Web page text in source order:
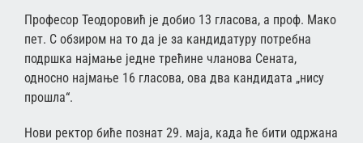
Професор Теодоровић је добио 13 гласова, а проф. Мако
пет. С обзиром на то да је за кандидатуру потребна
подршка најмање једне трећине чланова Сената,
односно најмање 16 гласова, ова два кандидата „нису
прошла“.
Нови ректор биће познат 29. маја, када ће бити одржана